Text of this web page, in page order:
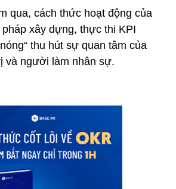
qua, cách thức hoạt động của
xây dựng, thực thi KPI
thu hút sự quan tâm của
và người làm nhân sự.